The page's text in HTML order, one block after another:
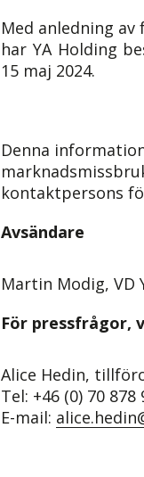
Med anledning
har YA Holding
15 maj 2024.
Denna
kontaktpersons
Avsändare
Martin Modig, VD
För pressfrågor,
Alice Hedin,
Tel: +46 (0) 70 878
E-mail: